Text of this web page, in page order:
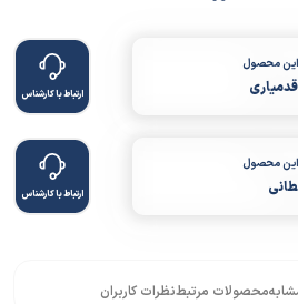
محصول
ارتباط با کارشناس
محصول
ارتباط با کارشناس
محصولات مرتبطنظرات کاربران